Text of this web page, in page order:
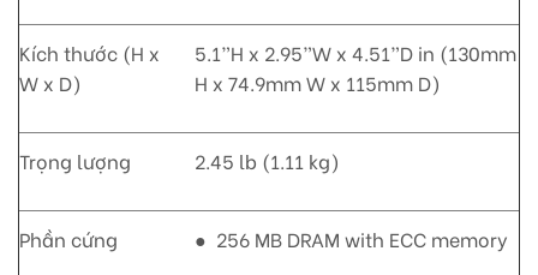
Kích thước (H x
W x D)
5.1”H x 2.95”W x 4.51”D in (130mm
H x 74.9mm W x 115mm D)
Trọng lượng 2.45 lb (1.11 kg)
Phần cứng
● 256 MB DRAM with ECC memory